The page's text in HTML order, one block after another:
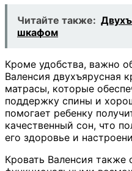
Читайте также:
шкафом
Кроме удобства, важно
Валенсия двухъярусная
матрасы, которые
поддержку спины и
помогает ребенку
качественный сон, что
его здоровье и
Кровать Валенсия также